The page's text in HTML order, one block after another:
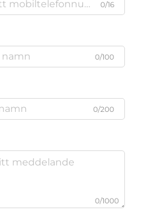
0/16
0/100
0/200
0/1000